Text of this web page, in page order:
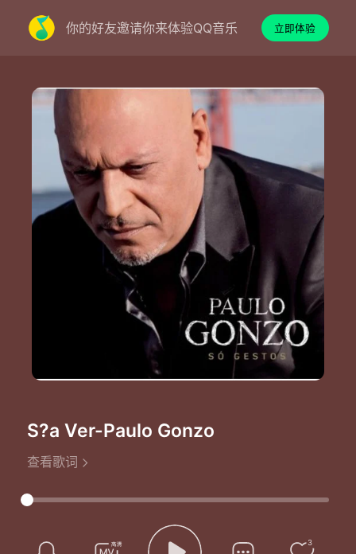
你的好友邀请你来体验QQ音乐 立即体验
S?a Ver-Paulo Gonzo
查看歌词
3